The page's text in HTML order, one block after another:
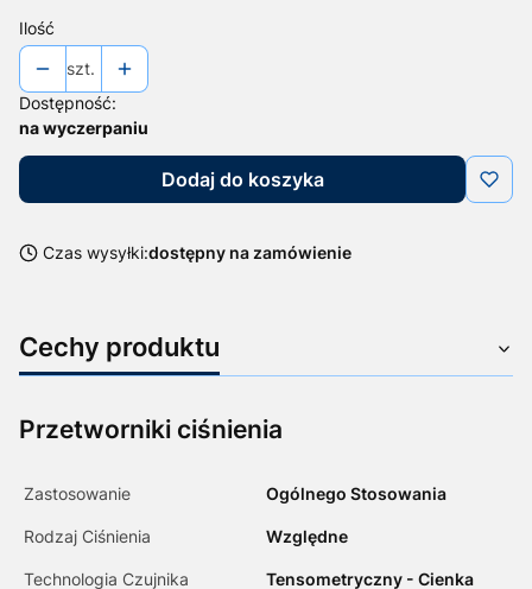
Ilość
szt.
Dostępność:
na wyczerpaniu
Dodaj do koszyka
Czas wysyłki:dostępny na zamówienie
Cechy produktu
Przetworniki ciśnienia
Zastosowanie Ogólnego Stosowania
Rodzaj Ciśnienia Względne
Technologia Czujnika
Tensometryczny - Cienka